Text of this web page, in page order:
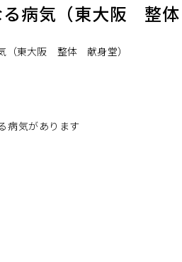
る病気（東大阪 整
病気があります